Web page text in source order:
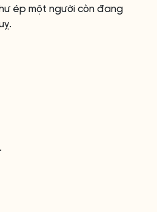
ép một người còn đang